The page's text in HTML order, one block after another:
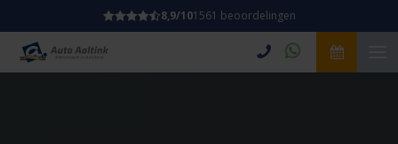
8,9/101561 beoordelingen